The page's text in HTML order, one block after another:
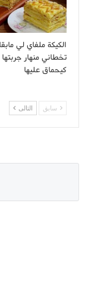
الكيكة ملفاي لي
تخطاني منهار
كيحماق عليها
سابق التالى